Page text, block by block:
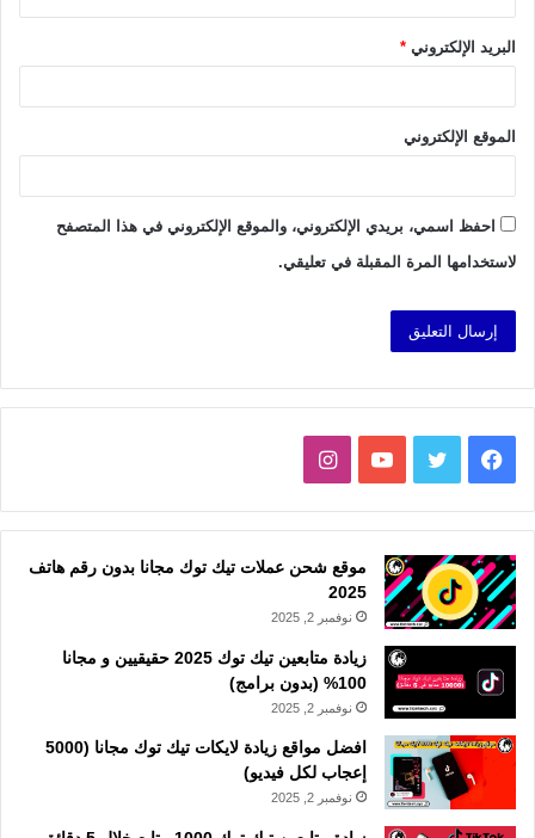
البريد الإلكتروني *
الموقع الإلكتروني
احفظ اسمي، بريدي الإلكتروني، والموقع الإلكتروني في هذا المتصفح
لاستخدامها المرة المقبلة في تعليقي.
فيسبوك تويتر يوتيوبانستقرام
موقع شحن عملات تيك توك مجانا بدون رقم هاتف
2025
نوفمبر 2, 2025
زيادة متابعين تيك توك 2025 حقيقيين و مجانا
100% (بدون برامج)
نوفمبر 2, 2025
افضل مواقع زيادة لايكات تيك توك مجانا (5000
إعجاب لكل فيديو)
نوفمبر 2, 2025